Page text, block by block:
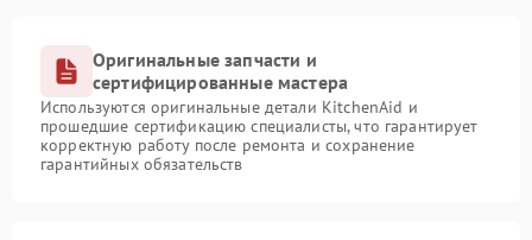
Оригинальные запчасти и
сертифицированные мастера
Используются оригинальные детали KitchenAid и
прошедшие сертификацию специалисты, что гарантирует
корректную работу после ремонта и сохранение
гарантийных обязательств